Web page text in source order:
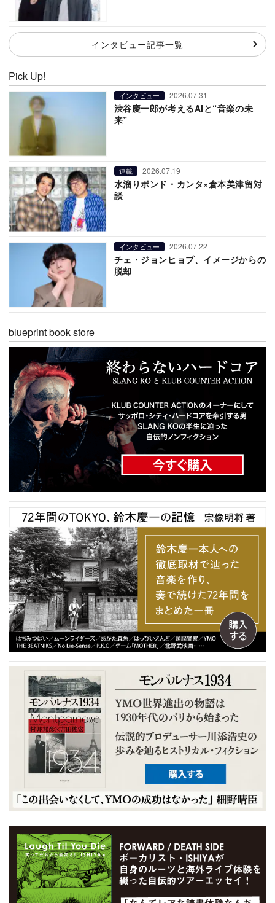
インタビュー記事一覧
Pick Up!
インタビュー 2026.07.31
渋谷慶一郎が考えるAIと“音楽の未
来”
連載 2026.07.19
水溜りボンド・カンタ×倉本美津留対
談
インタビュー 2026.07.22
チェ・ジョンヒョプ、イメージからの
脱却
blueprint book store